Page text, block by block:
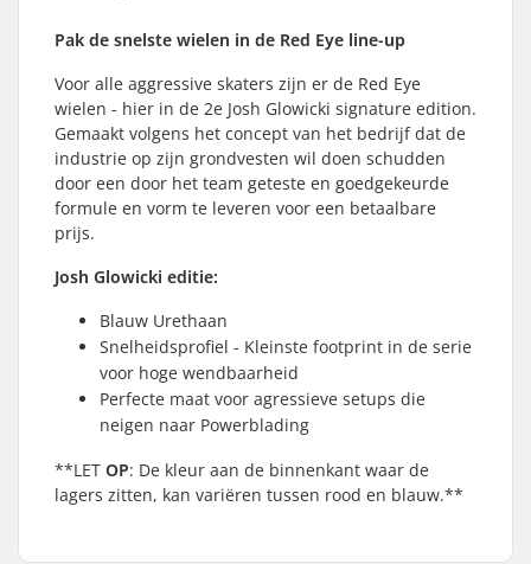
Pak de snelste wielen in de Red Eye line-up
Voor alle aggressive skaters zijn er de Red Eye
wielen - hier in de 2e Josh Glowicki signature edition.
Gemaakt volgens het concept van het bedrijf dat de
industrie op zijn grondvesten wil doen schudden
door een door het team geteste en goedgekeurde
formule en vorm te leveren voor een betaalbare
prijs.
Josh Glowicki editie:
Blauw Urethaan
Snelheidsprofiel - Kleinste footprint in de serie
voor hoge wendbaarheid
Perfecte maat voor agressieve setups die
neigen naar Powerblading
**LET OP: De kleur aan de binnenkant waar de
lagers zitten, kan variëren tussen rood en blauw.**